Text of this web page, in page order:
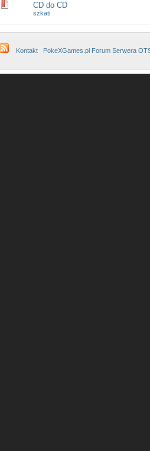
CD do CD
szkati
Kontakt PokeXGames.pl Forum Serwera